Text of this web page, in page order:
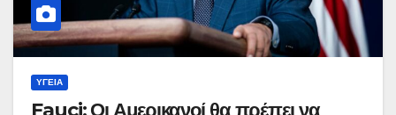
ΥΓΕΊΑ
Fauci: Οι Αμερικανοί θα πρέπει να